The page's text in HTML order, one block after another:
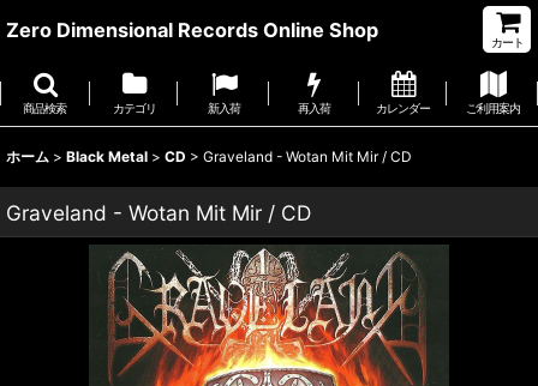
Zero Dimensional Records Online Shop
カート
商品検索 カテゴリ 新入荷 再入荷 カレンダー ご利用案内
ホーム > Black Metal > CD > Graveland - Wotan Mit Mir / CD
Graveland - Wotan Mit Mir / CD